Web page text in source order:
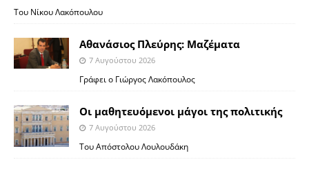
Του Νίκου Λακόπουλου
Αθανάσιος Πλεύρης: Μαζέματα
7 Αυγούστου 2026
Γράφει ο Γιώργος Λακόπουλος
Οι μαθητευόμενοι μάγοι της πολιτικής
7 Αυγούστου 2026
Του Απόστολου Λουλουδάκη